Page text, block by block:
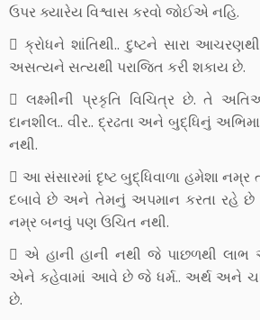
ઉપર ક્યારેય વિશ્વાસ કરવો જોઈએ નહિ.
 ક્રોધને શાંતિથી.. દુષ્ટને સારા
અસત્યને સત્યથી પરાજિત કરી શકાય છે.
 લક્ષ્મીની પ્રકૃતિ વિચિત્ર છે. તે
દાનશીલ.. વીર.. દ્રઢતા અને બુદ્ધિનું
નથી.
 આ સંસારમાં દૃષ્ટ બુદ્ધિવાળા હમેશા
દબાવે છે અને તેમનું અપમાન કરતા રહે છે
નમ્ર બનવું પણ ઉચિત નથી.
 એ હાની હાની નથી જે પાછળથી
એને કહેવામાં આવે છે જે ધર્મ.. અર્થ અને
છે.